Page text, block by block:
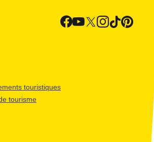
touristiques
tourisme